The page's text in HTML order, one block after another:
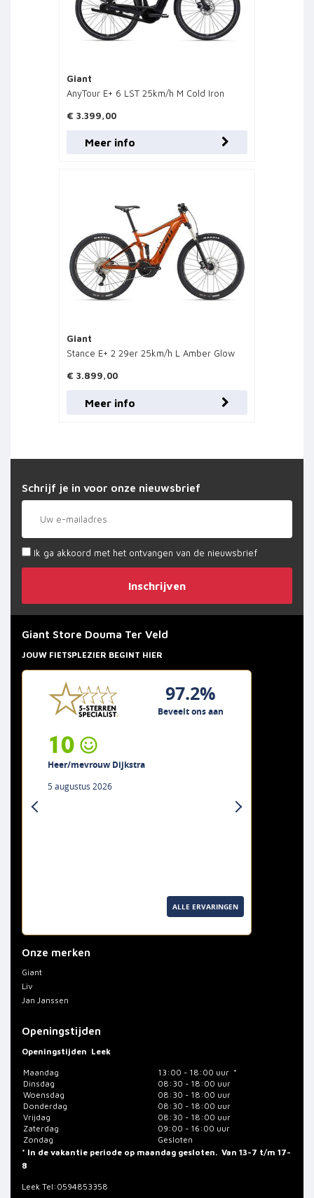
Giant
AnyTour E+ 6 LST 25km/h M Cold Iron
€ 3.399,00
Meer info
Giant
Stance E+ 2 29er 25km/h L Amber Glow
€ 3.899,00
Meer info
Schrijf je in voor onze nieuwsbrief
Ik ga akkoord met het ontvangen van de nieuwsbrief
Inschrijven
Giant Store Douma Ter Veld
JOUW FIETSPLEZIER BEGINT HIER
97.2%
Beveelt ons aan
10
Heer/mevrouw Dijkstra
5 augustus 2026
previous next
ALLE ERVARINGEN
Onze merken
Giant
Liv
Jan Janssen
Openingstijden
Openingstijden Leek
Maandag
13:00 - 18:00 uur *
Dinsdag
08:30 - 18:00 uur
Woensdag
08:30 - 18:00 uur
Donderdag
08:30 - 18:00 uur
Vrijdag
08:30 - 18:00 uur
Zaterdag
09:00 - 16:00 uur
Zondag
Gesloten
* In de vakantie periode op maandag gesloten. Van 13-7 t/m 17-
8
LeekTel:0594853358